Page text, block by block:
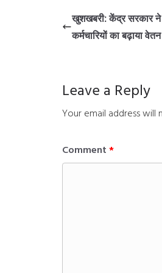
खुशखबरी: केंद्र सरकार
कर्मचारियों का बढ़ाया वेतन
Leave a Reply
Your email address will
Comment *